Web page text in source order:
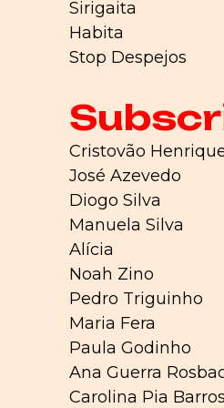
Sirigaita
Habita
Stop Despejos
Cristovão
José Azevedo
Diogo Silva
Manuela Silva
Alícia
Noah Zino
Pedro Triguinho
Maria Fera
Paula Godinho
Ana Guerra
Carolina Pia